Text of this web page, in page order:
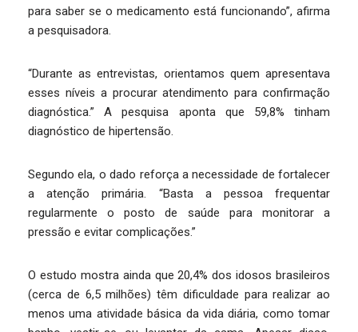
para saber se o medicamento está funcionando”, afirma
a pesquisadora.
“Durante as entrevistas, orientamos quem apresentava
esses níveis a procurar atendimento para confirmação
diagnóstica.” A pesquisa aponta que 59,8% tinham
diagnóstico de hipertensão.
Segundo ela, o dado reforça a necessidade de fortalecer
a atenção primária. “Basta a pessoa frequentar
regularmente o posto de saúde para monitorar a
pressão e evitar complicações.”
O estudo mostra ainda que 20,4% dos idosos brasileiros
(cerca de 6,5 milhões) têm dificuldade para realizar ao
menos uma atividade básica da vida diária, como tomar